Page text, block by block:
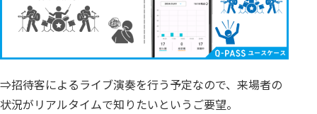
⇒招待客によるライブ演奏を行う予定なので、来場者の
状況がリアルタイムで知りたいというご要望。